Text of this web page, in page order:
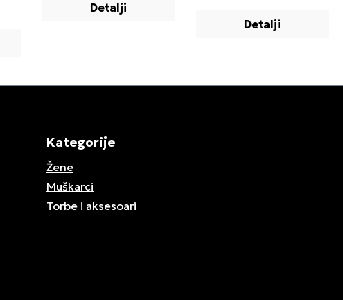
Detalji
Detalji
Kategorije
Žene
Muškarci
Torbe i aksesoari